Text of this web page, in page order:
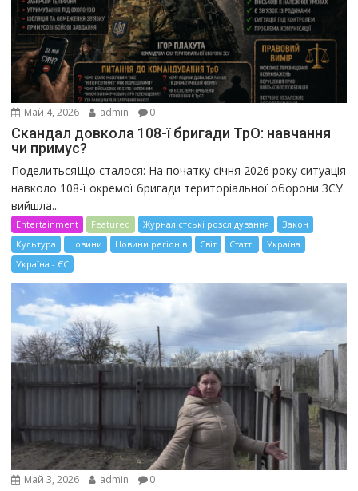
Май 4, 2026 admin 0
Скандал довкола 108-ї бригади ТрО: навчання
чи примус?
ПоделитьсяЩо сталося: На початку січня 2026 року ситуація
навколо 108-ї окремої бригади територіальної оборони ЗСУ
вийшла...
Entertainment Featured Журналістські розслідування
Закон
Культура
Новини Новини регіонів Світ Статті
Україна
Україна - ЄС
Май 3, 2026 admin 0